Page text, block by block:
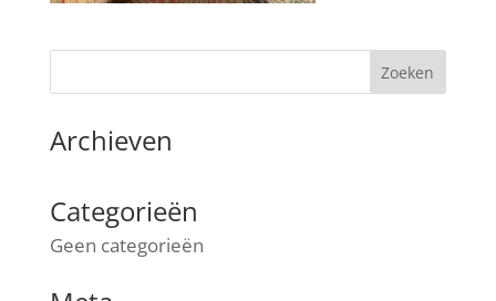
Archieven
Categorieën
Geen categorieën